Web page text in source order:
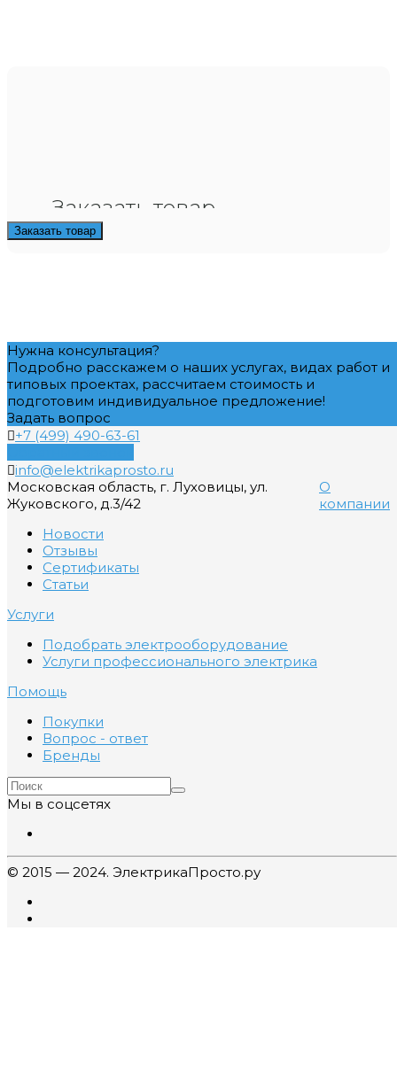
Заказать товар
Заказать товар
Нужна консультация?
Подробно расскажем о наших услугах, видах работ и
типовых проектах, рассчитаем стоимость и
подготовим индивидуальное предложение!
Задать вопрос
+7 (499) 490-63-61
info@elektrikaprosto.ru
Московская область, г. Луховицы, ул.
Жуковского, д.3/42
О
компании
Новости
Отзывы
Сертификаты
Статьи
Услуги
Подобрать электрооборудование
Услуги профессионального электрика
Помощь
Покупки
Вопрос - ответ
Бренды
Мы в соцсетях
© 2015 — 2024. ЭлектрикаПросто.ру